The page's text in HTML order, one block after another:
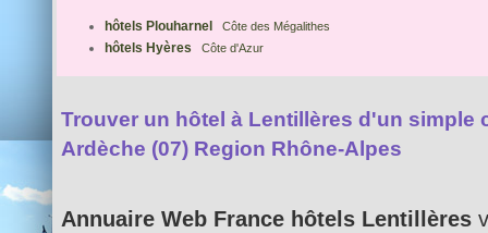
hôtels Plouharnel Côte des Mégalithes
hôtels Hyères Côte d'Azur
Trouver un hôtel à Lentillères d'un simple
Ardèche (07) Region Rhône-Alpes
Annuaire Web France hôtels Lentillères